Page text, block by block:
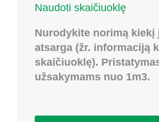
Naudoti skaičiuoklę
Nurodykite norimą kiekį
atsarga (žr. informaciją
skaičiuoklę).
užsakymams nuo 1m3.